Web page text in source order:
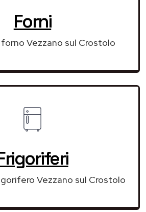
Forni
Vezzano sul Crostolo
Vezzano sul Crostolo